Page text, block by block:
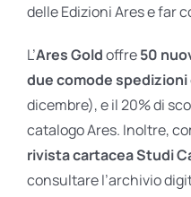
delle Edizioni Ares e far
L’Ares Goldoffre50
due comode
dicembre), e il 20% di
catalogo Ares. Inoltre,
rivista cartacea Studi
consultare l’archivio